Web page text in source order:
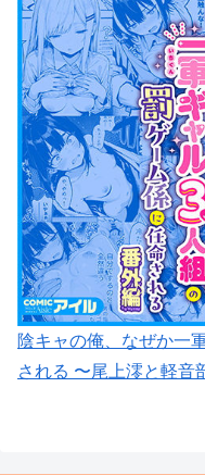
陰キャの俺、なぜか一
される 〜尾上澪と軽音